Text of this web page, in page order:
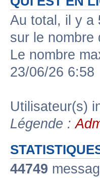
Au total, il y a
sur le nombre
Le nombre
23/06/26 6:58
Utilisateur(s)
Légende :
44749